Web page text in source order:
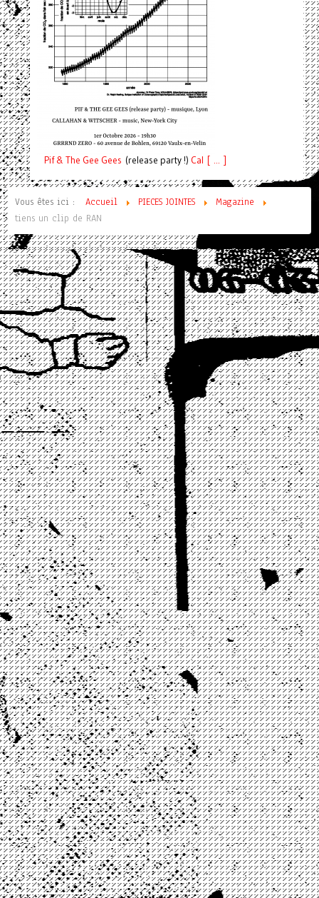
Pif& The Gee Gees (release party !) Cal [ ... ]
Vous êtes ici : Accueil PIECES JOINTES
Magazine
tiens un clip de RAN